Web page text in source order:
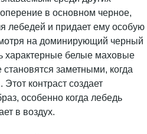
в основном черное,
лебедей и придает ему особую
на доминирующий черный
характерные белые маховые
заметными, когда
контраст создает
особенно когда лебедь
в воздух.